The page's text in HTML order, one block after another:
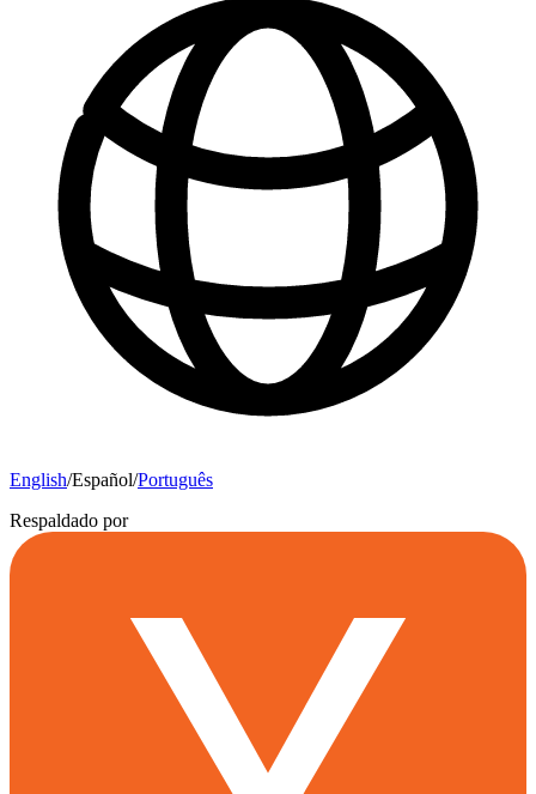
English/Español/Português
Respaldado por